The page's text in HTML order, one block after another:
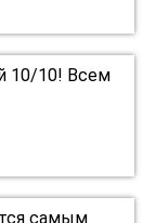
10/10! Всем
самым